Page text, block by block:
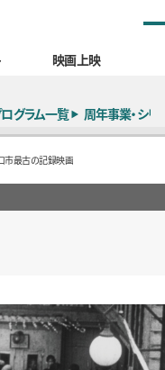
映画上映
ログラム一覧 周年事業・シリ
市最古の記録映画